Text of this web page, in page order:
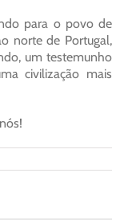
para o povo de
norte de Portugal,
um testemunho
civilização mais